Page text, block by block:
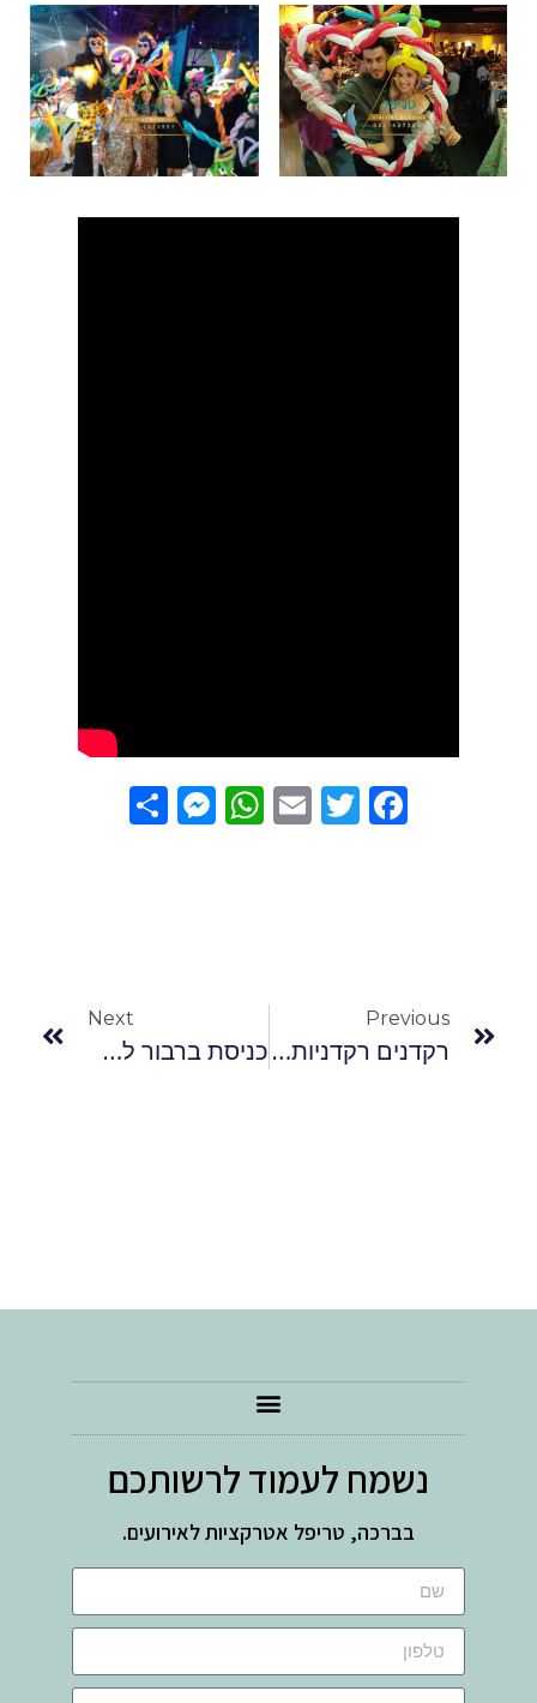
Facebook
Twitter
Email
WhatsApp
Messenger
Previous
רקדנים רקדניות מייצגים
Next
כניסת ברבור לאירועים
נשמח לעמוד לרשותכם
בברכה, טריפל אטרקציות לאירועים.